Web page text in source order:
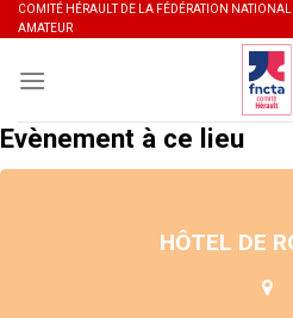
Skip
to
content
COMITÉ HÉRAULT DE LA FÉDÉRATION
AMATEUR
Evènement à ce lieu
HÔTEL DE